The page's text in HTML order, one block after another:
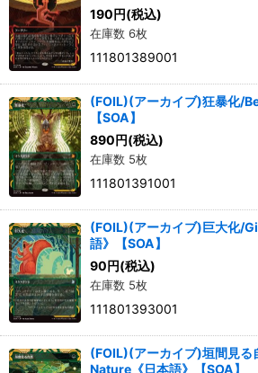
190円(税込)
在庫数 6枚
111801389001
(FOIL)(アーカイブ)狂暴化/
【SOA】
890円(税込)
在庫数 5枚
111801391001
(FOIL)(アーカイブ)巨大化/
語》【SOA】
90円(税込)
在庫数 5枚
111801393001
(FOIL)(アーカイブ)垣間見
Nature《日本語》【SOA】